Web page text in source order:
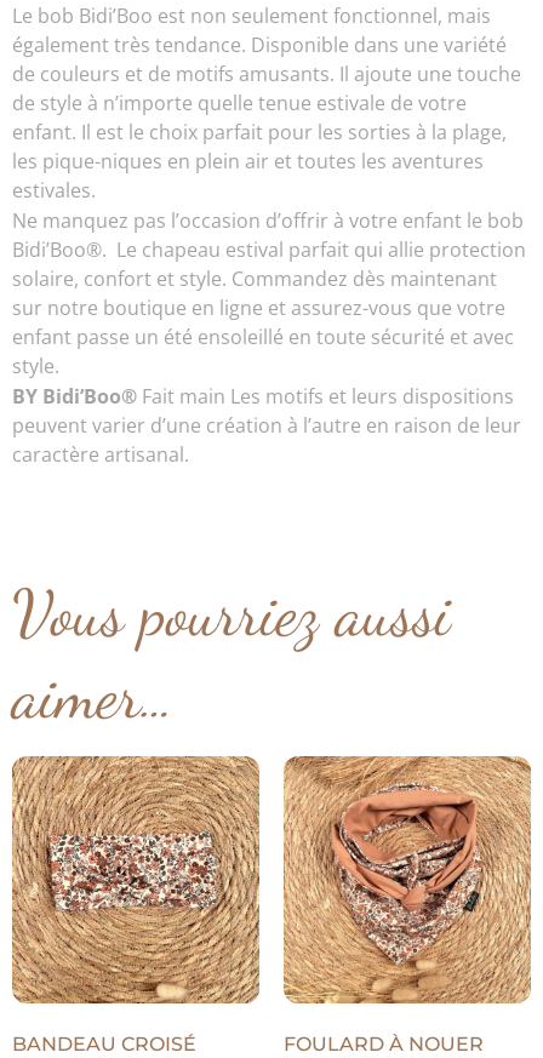
Le bob Bidi’Boo est non seulement fonctionnel, mais
également très tendance. Disponible dans une variété
de couleurs et de motifs amusants. Il ajoute une touche
de style à n’importe quelle tenue estivale de votre
enfant. Il est le choix parfait pour les sorties à la plage,
les pique-niques en plein air et toutes les aventures
estivales.
Ne manquez pas l’occasion d’offrir à votre enfant le bob
Bidi’Boo®. Le chapeau estival parfait qui allie protection
solaire, confort et style. Commandez dès maintenant
sur notre boutique en ligne et assurez-vous que votre
enfant passe un été ensoleillé en toute sécurité et avec
style.
BY Bidi’Boo® Fait main Les motifs et leurs dispositions
peuvent varier d’une création à l’autre en raison de leur
caractère artisanal.
Vous pourriez aussi
aimer…
BANDEAU CROISÉ
FOULARD À NOUER